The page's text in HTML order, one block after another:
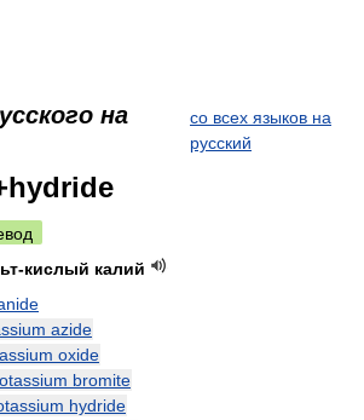
на
со всех языков на
русский
кислый калий
azide
oxide
bromite
hydride